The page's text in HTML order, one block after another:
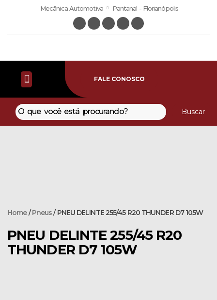
Mecânica Automotiva Pantanal - Florianópolis
FALE CONOSCO
Buscar
Home/Pneus/ PNEU DELINTE 255/45 R20 THUNDER D7 105W
PNEU DELINTE 255/45 R20
THUNDER D7 105W